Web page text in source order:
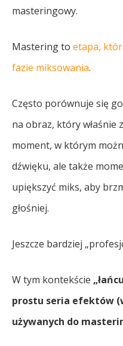
masteringowy.
Mastering to etapa,
fazie miksowania.
Często porównuje się
na obraz, który właśnie
moment, w którym
dźwięku, ale także
upiększyć miks, aby
głośniej.
Jeszcze bardziej
W tym kontekście
prostu seria efektów
używanych do